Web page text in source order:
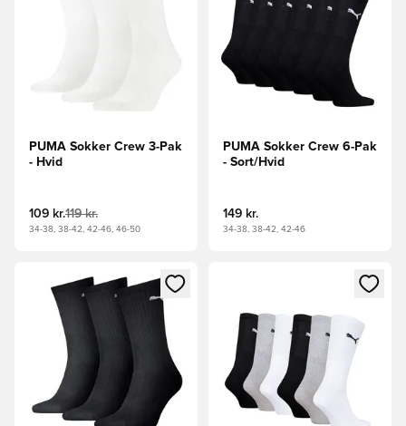
PUMA Sokker Crew 3-Pak
- Hvid
109 kr.119 kr.
34-38, 38-42, 42-46, 46-50
PUMA Sokker Crew 6-Pak
- Sort/Hvid
149 kr.
34-38, 38-42, 42-46
Åbner en Modal til at logge ind eller tilmelde dig som
Åbner en Modal til at logge